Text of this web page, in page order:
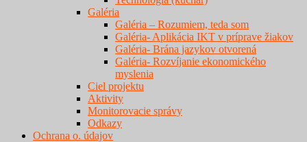
Galéria
Galéria – Rozumiem, teda som
Galéria- Aplikácia IKT v príprave žiakov
Galéria- Brána jazykov otvorená
Galéria- Rozvíjanie ekonomického
myslenia
Ciel projektu
Aktivity
Monitorovacie správy
Odkazy
Ochrana o. údajov